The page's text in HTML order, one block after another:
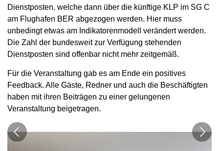
Dienstposten, welche dann über die künftige KLP im SG C
am Flughafen BER abgezogen werden. Hier muss
unbedingt etwas am Indikatorenmodell verändert werden.
Die Zahl der bundesweit zur Verfügung stehenden
Dienstposten sind offenbar nicht mehr zeitgemäß.
Für die Veranstaltung gab es am Ende ein positives
Feedback. Alle Gäste, Redner und auch die Beschäftigten
haben mit ihren Beiträgen zu einer gelungenen
Veranstaltung beigetragen.